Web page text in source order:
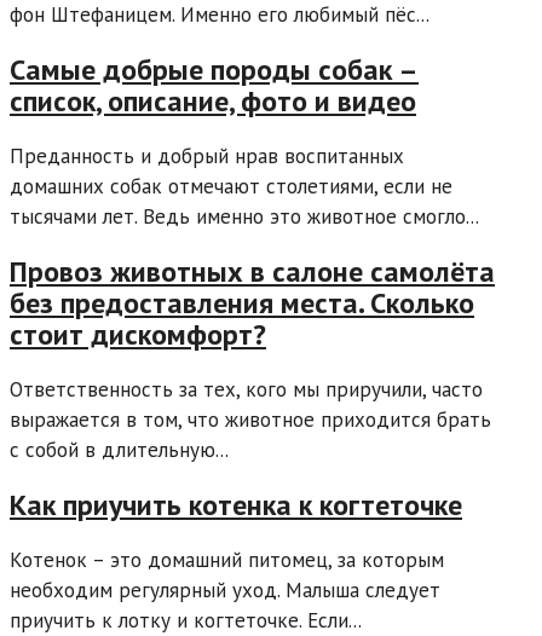
фон Штефаницем. Именно его любимый пёс...
Самые добрые породы собак –
список, описание, фото и видео
Преданность и добрый нрав воспитанных
домашних собак отмечают столетиями, если не
тысячами лет. Ведь именно это животное смогло...
Провоз животных в салоне самолёта
без предоставления места. Сколько
стоит дискомфорт?
Ответственность за тех, кого мы приручили, часто
выражается в том, что животное приходится брать
с собой в длительную...
Как приучить котенка к когтеточке
Котенок – это домашний питомец, за которым
необходим регулярный уход. Малыша следует
приучить к лотку и когтеточке. Если...